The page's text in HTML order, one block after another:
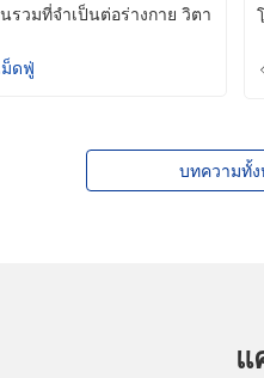
รวมที่จำเป็นต่อร่างกาย วิตา
ดฟู่
บทความทั้
แ